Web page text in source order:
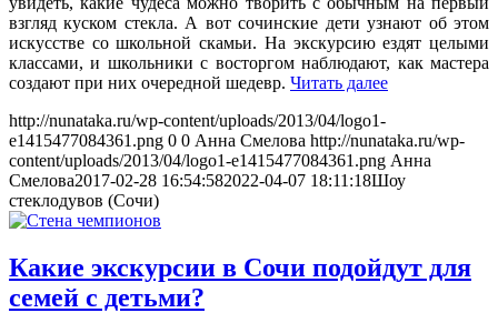
взгляд куском стекла. А вот сочинские дети узнают об этом
искусстве со школьной скамьи. На экскурсию ездят целыми
классами, и школьники с восторгом наблюдают, как мастера
создают при них очередной шедевр. Читать далее
http://nunataka.ru/wp-content/uploads/2013/04/logo1-
e1415477084361.png 0 0 Анна Смелова http://nunataka.ru/wp-
content/uploads/2013/04/logo1-e1415477084361.png Анна
Смелова2017-02-28 16:54:582022-04-07 18:11:18Шоу
стеклодувов (Сочи)
Какие экскурсии в Сочи подойдут для
семей с детьми?